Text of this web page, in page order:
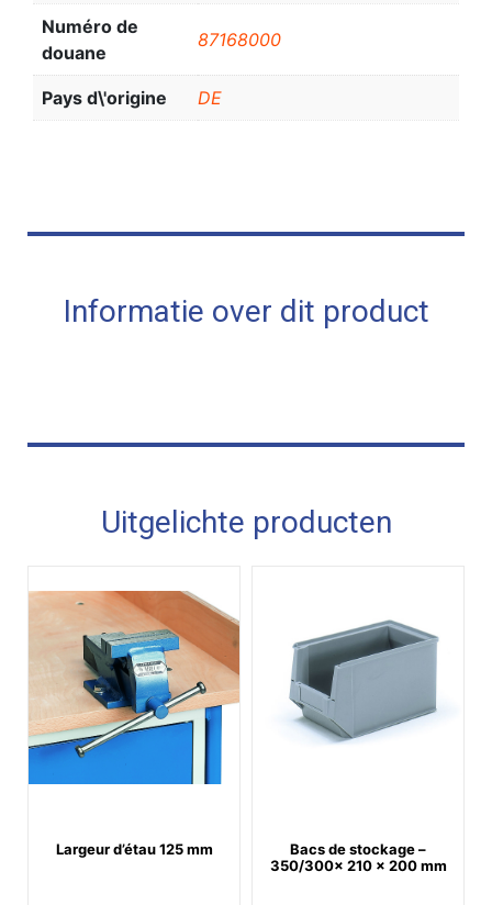
Numéro de
douane
87168000
Pays d\'origine DE
Informatie over dit product
Uitgelichte producten
Largeur d’étau 125 mm
Bacs de stockage –
350/300x 210 x 200 mm